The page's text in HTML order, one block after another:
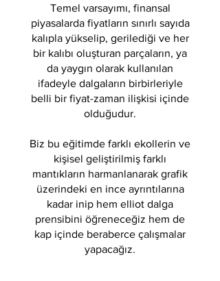
Temel varsayımı, finansal
piyasalarda fiyatların sınırlı sayıda
kalıpla yükselip, gerilediği ve her
bir kalıbı oluşturan parçaların, ya
da yaygın olarak kullanılan
ifadeyle dalgaların birbirleriyle
belli bir fiyat-zaman ilişkisi içinde
olduğudur.
Biz bu eğitimde farklı ekollerin ve
kişisel geliştirilmiş farklı
mantıkların harmanlanarak grafik
üzerindeki en ince ayrıntılarına
kadar inip hem elliot dalga
prensibini öğreneceğiz hem de
kap içinde beraberce çalışmalar
yapacağız.